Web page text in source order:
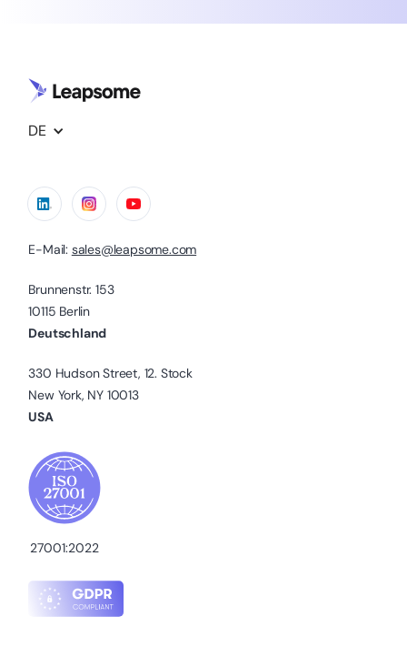
DE
E-Mail: sales@leapsome.com
Brunnenstr. 153
10115 Berlin
Deutschland
330 Hudson Street, 12. Stock
New York, NY 10013
USA
27001:2022